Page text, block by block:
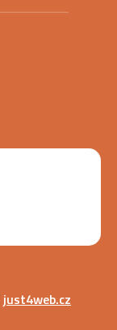
just4web.cz